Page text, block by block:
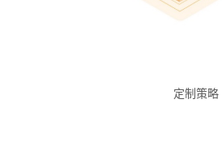
定制策略